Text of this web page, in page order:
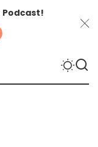
Podcast!